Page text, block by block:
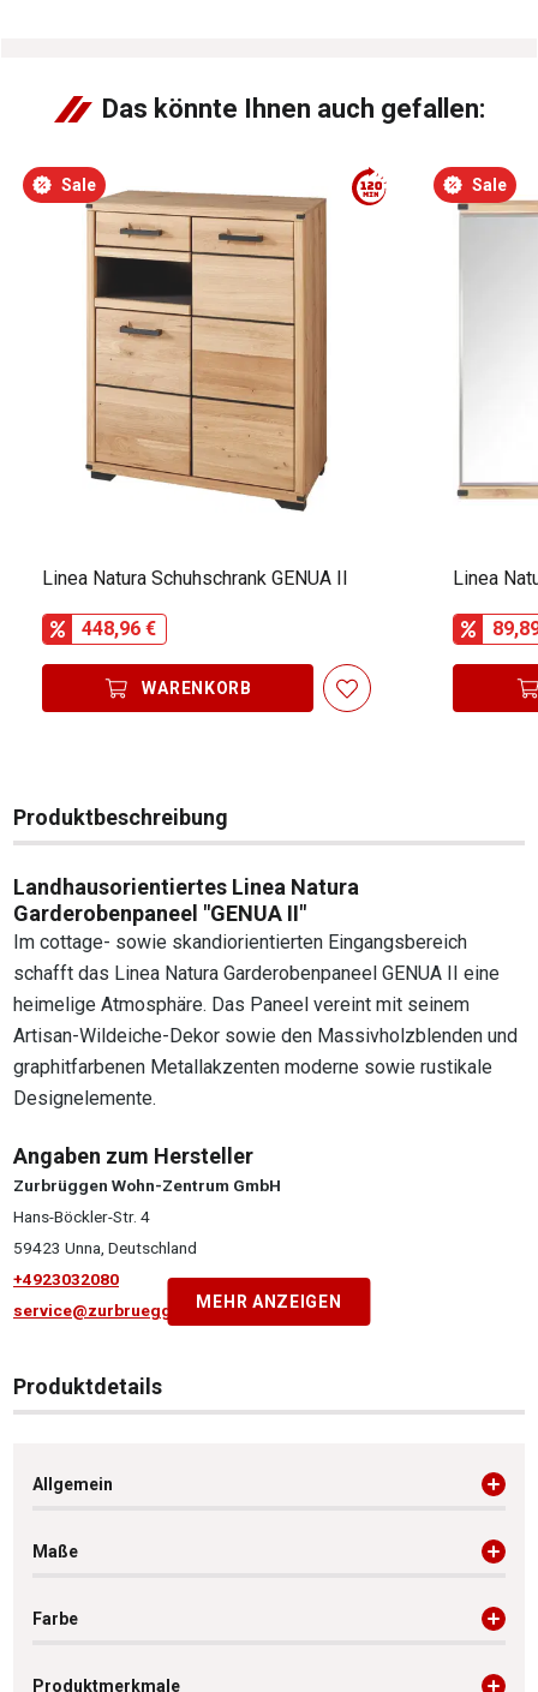
Das könnte Ihnen auch gefallen:
Sale
Linea Natura Schuhschrank GENUA II
448,96 €
WARENKORB
Sale
Linea
Produktbeschreibung
Landhausorientiertes Linea Natura
Garderobenpaneel "GENUA II"
Im cottage- sowie skandiorientierten Eingangsbereich
schafft das Linea Natura Garderobenpaneel GENUA II eine
heimelige Atmosphäre. Das Paneel vereint mit seinem
Artisan-Wildeiche-Dekor sowie den Massivholzblenden und
graphitfarbenen Metallakzenten moderne sowie rustikale
Designelemente.
Angaben zum Hersteller
Zurbrüggen Wohn-Zentrum GmbH
Hans-Böckler-Str. 4
59423 Unna, Deutschland
+4923032080
service@zurbrueggen.deMEHR ANZEIGEN
Produktdetails
Allgemein
Maße
Farbe
Produktmerkmale